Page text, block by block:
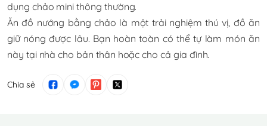
dụng chảo mini thông thường.
Ăn đồ nướng bằng chảo là một trải nghiệm thú vị, đồ ăn
giữ nóng được lâu. Bạn hoàn toàn có thể tự làm món ăn
này tại nhà cho bản thân hoặc cho cả gia đình.
Chia sẻ